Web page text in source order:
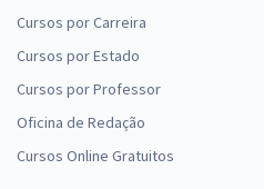
Cursos por Carreira
Cursos por Estado
Cursos por Professor
Oficina de Redação
Cursos Online Gratuitos